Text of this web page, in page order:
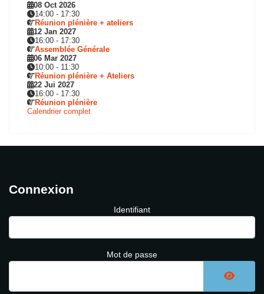
08 Oct 2026
14:00 - 17:30
Réunion plénière + ateliers
12 Jan 2027
16:00 - 17:30
Assemblée Générale
06 Mar 2027
10:00 - 11:30
Réunion plénière + Ateliers
22 Jui 2027
16:00 - 17:30
Réunion plénière
Calendrier complet
Connexion
Identifiant
Mot de passe